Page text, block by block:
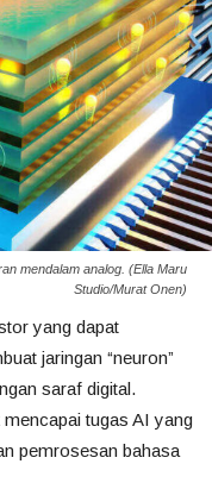
mendalam analog. (Ella Maru
Studio/Murat Onen)
yang dapat
jaringan “neuron”
saraf digital.
mencapai tugas AI yang
pemrosesan bahasa